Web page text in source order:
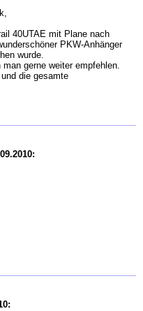
40UTAE mit Plane nach
PKW-Anhänger
wurde.
gerne weiter empfehlen.
die gesamte